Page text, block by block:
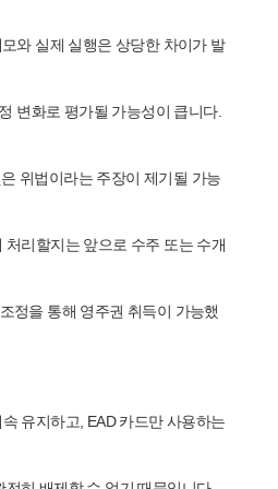
와 실제 실행은 상당한 차이가 발
변화로 평가될 가능성이 큽니다.
위법이라는 주장이 제기될 가능
리할지는 앞으로 수주 또는 수개
정을 통해 영주권 취득이 가능했
유지하고, EAD 카드만 사용하는